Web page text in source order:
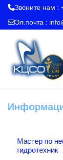
Звоните нам :
Эл.почта :
Мастер по
гидротехник